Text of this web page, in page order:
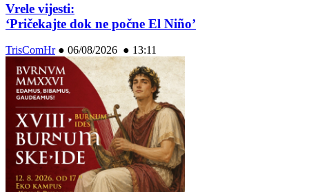
Vrele vijesti:
‘Pričekajte dok ne počne El Niño’
TrisComHr● 06/08/2026 ● 13:11